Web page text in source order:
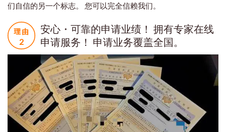
们自信的另一个标志。 您可以完全信赖我们。
安心・可靠的申请业绩！ 拥有专家在线
申请服务！ 申请业务覆盖全国。